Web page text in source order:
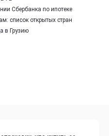
Сбербанка по ипотеке
список открытых стран
в Грузию